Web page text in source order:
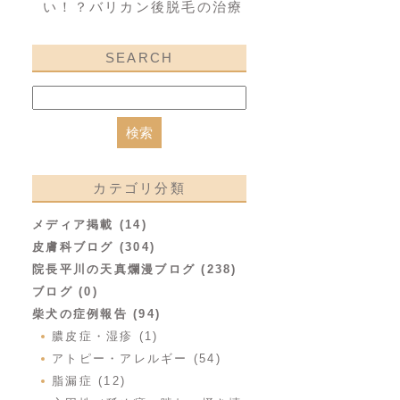
い！？バリカン後脱毛の治療
SEARCH
カテゴリ分類
メディア掲載 (14)
皮膚科ブログ (304)
院長平川の天真爛漫ブログ (238)
ブログ (0)
柴犬の症例報告 (94)
膿皮症・湿疹 (1)
アトピー・アレルギー (54)
脂漏症 (12)